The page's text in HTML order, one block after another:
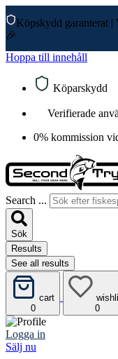
Köpskydd garanterat |
🎉
Hoppa till innehåll
Köparskydd
Verifierade
0% kommission
Search ...
Sök
Results
See all results
cart
0
0
Logga in
Sälj nu